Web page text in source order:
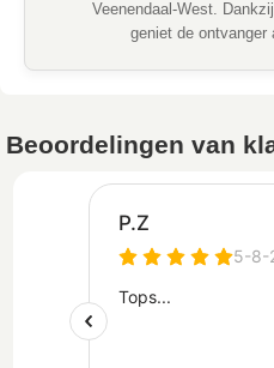
Veenendaal-West.
geniet de
Beoordelingen van